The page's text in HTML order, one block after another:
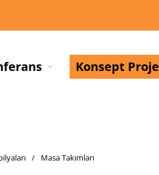
Konsept Proje
/ Masa Takımları